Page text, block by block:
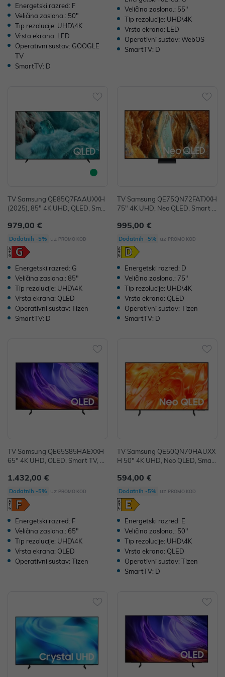
Energetski razred: F
Veličina zaslona.: 50"
Tip rezolucije: UHD\4K
Vrsta ekrana: LED
Operativni sustav: GOOGLE
TV
SmartTV: D
Veličina zaslona.: 55"
Tip rezolucije: UHD\4K
Vrsta ekrana: LED
Operativni sustav: WebOS
SmartTV: D
TV Samsung QE85Q7FAAUXXH
(2025), 85" 4K UHD, QLED, Smar
979,00 €
Dodatnih -5% uz PROMO KOD
Energetski razred: G
Veličina zaslona.: 85"
Tip rezolucije: UHD\4K
Vrsta ekrana: QLED
Operativni sustav: Tizen
SmartTV: D
TV Samsung QE75QN72FATXXH
75" 4K UHD, Neo QLED, Smart T
995,00 €
Dodatnih -5% uz PROMO KOD
Energetski razred: D
Veličina zaslona.: 75"
Tip rezolucije: UHD\4K
Vrsta ekrana: QLED
Operativni sustav: Tizen
SmartTV: D
TV Samsung QE65S85HAEXXH
65" 4K UHD, OLED, Smart TV, Q
1.432,00 €
Dodatnih -5% uz PROMO KOD
Energetski razred: F
Veličina zaslona.: 65"
Tip rezolucije: UHD\4K
Vrsta ekrana: OLED
Operativni sustav: Tizen
TV Samsung QE50QN70HAUXX
H 50" 4K UHD, Neo QLED, Smart
594,00 €
Dodatnih -5% uz PROMO KOD
Energetski razred: E
Veličina zaslona.: 50"
Tip rezolucije: UHD\4K
Vrsta ekrana: QLED
Operativni sustav: Tizen
SmartTV: D